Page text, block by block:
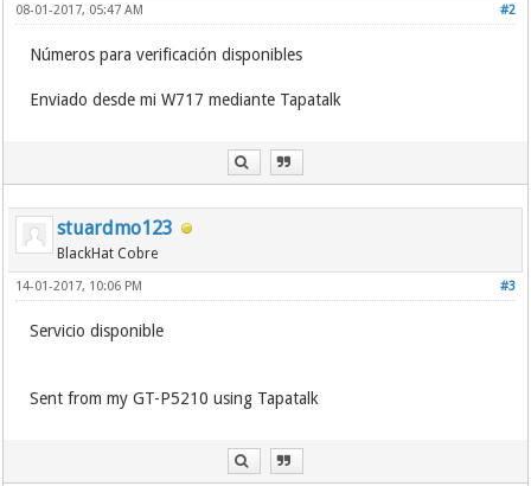
#2
08-01-2017, 05:47 AM
Números para verificación disponibles
Enviado desde mi W717 mediante Tapatalk
stuardmo123
BlackHat Cobre
#3
14-01-2017, 10:06 PM
Servicio disponible
Sent from my GT-P5210 using Tapatalk